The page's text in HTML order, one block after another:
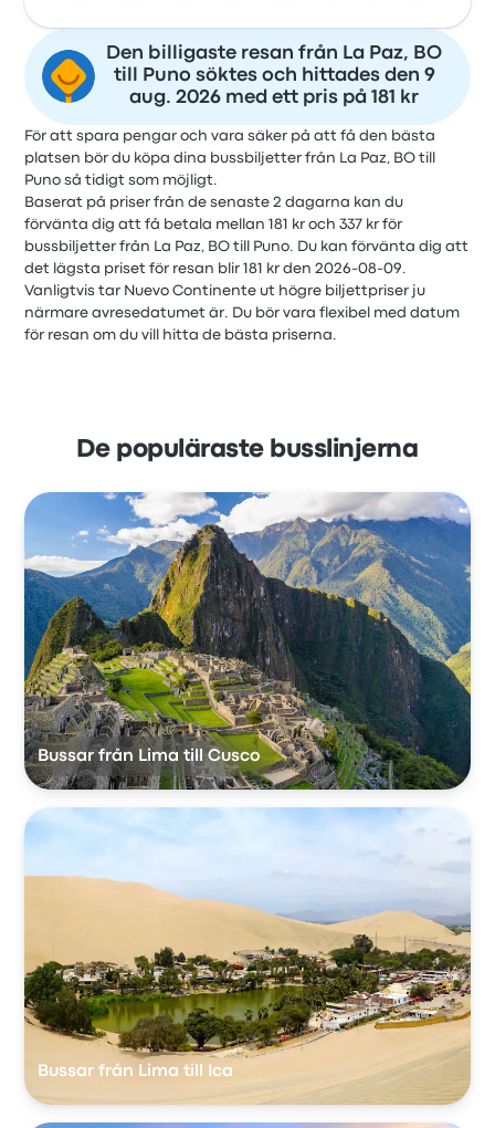
Den billigaste resan från La Paz, BO
till Puno söktes och hittades den 9
aug. 2026 med ett pris på 181 kr
För att spara pengar och vara säker på att få den bästa
platsen bör du köpa dina bussbiljetter från La Paz, BO till
Puno så tidigt som möjligt.
Baserat på priser från de senaste 2 dagarna kan du
förvänta dig att få betala mellan 181 kr och 337 kr för
bussbiljetter från La Paz, BO till Puno. Du kan förvänta dig att
det lägsta priset för resan blir 181 kr den 2026-08-09.
Vanligtvis tar Nuevo Continente ut högre biljettpriser ju
närmare avresedatumet är. Du bör vara flexibel med datum
för resan om du vill hitta de bästa priserna.
De populäraste busslinjerna
Bussar från Lima till Cusco
Bussar från Lima till Ica